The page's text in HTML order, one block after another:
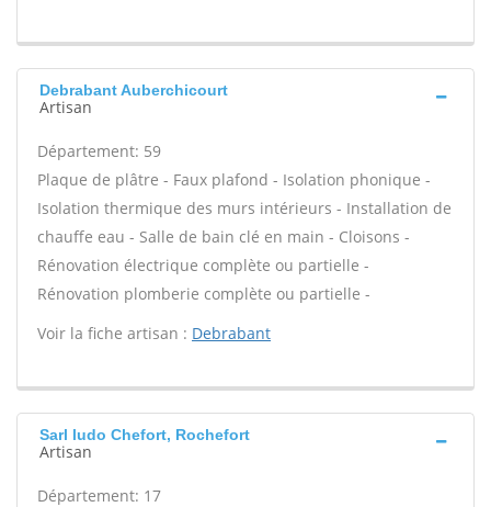
Debrabant Auberchicourt
Artisan
Département: 59
Plaque de plâtre - Faux plafond - Isolation phonique -
Isolation thermique des murs intérieurs - Installation de
chauffe eau - Salle de bain clé en main - Cloisons -
Rénovation électrique complète ou partielle -
Rénovation plomberie complète ou partielle -
Voir la fiche artisan : Debrabant
Sarl ludo Chefort, Rochefort
Artisan
Département: 17